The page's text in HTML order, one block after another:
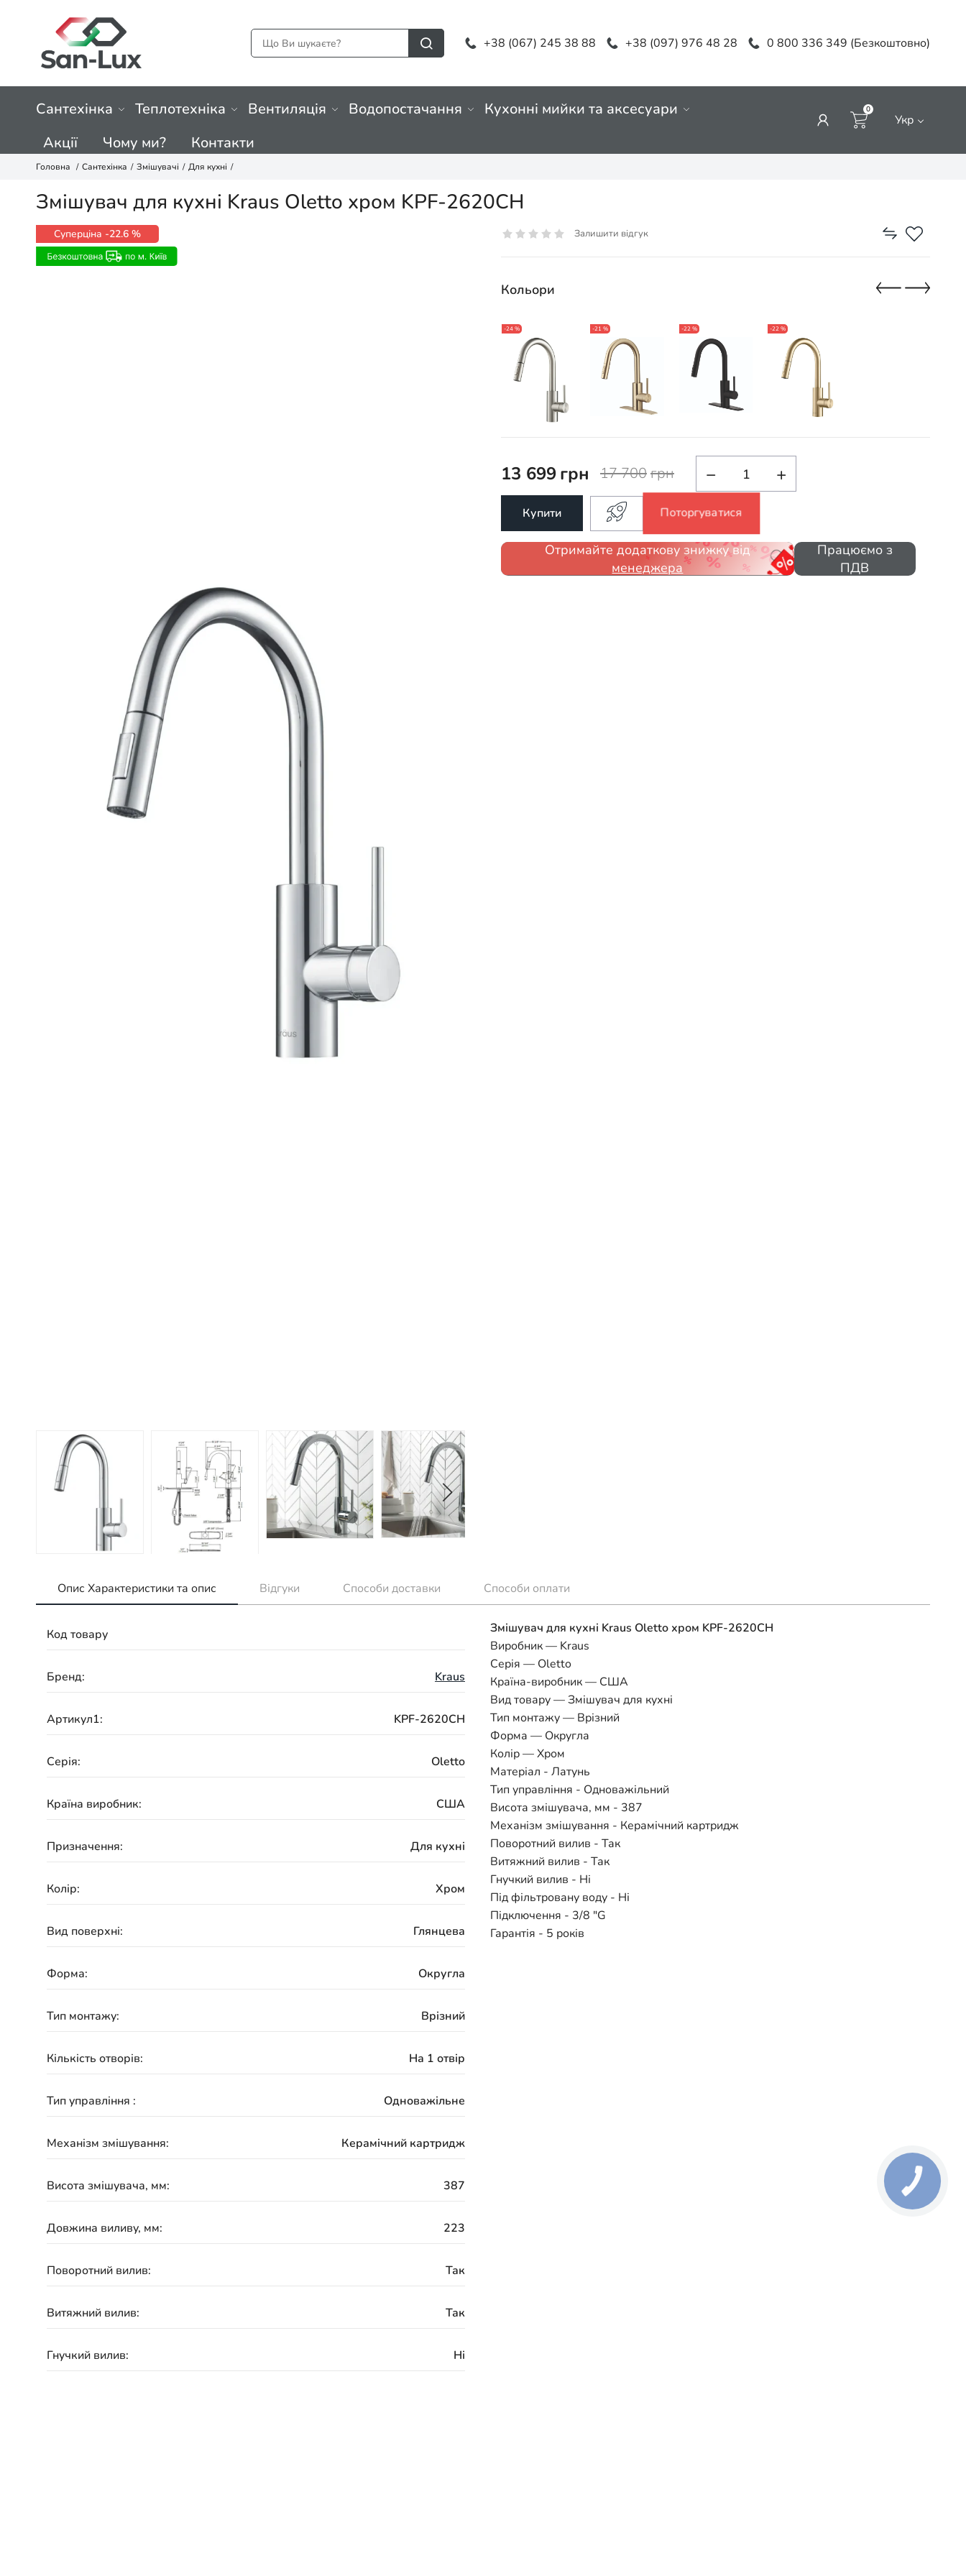
+38 (067) 245 38 88 +38 (097) 976 48 28 0 800 336 349 (Безкоштовно)
Сантехінка Теплотехніка Вентиляція Водопостачання
Кухонні мийки та аксесуари
Акції
Чому ми? Контакти
0
Укр
Головна Сантехінка Змішувачі Для кухні
Змішувач для кухні Kraus Oletto хром KPF-2620CH
Суперціна -22.6 % Залишити відгук
Кольори
-24 % -21 % -22 % -22 %
13 699грн 17 700грн − +
Купити Поторгуватися
Отримайте додаткову знижку від
менеджера
Працюємо з
ПДВ
Опис Характеристики та опис Відгуки Способи доставки Способи оплати
Код товару
Бренд: Kraus
Артикул1: KPF-2620CH
Серія: Oletto
Країна виробник: США
Призначення: Для кухні
Колір: Хром
Вид поверхні: Глянцева
Форма: Округла
Тип монтажу: Врізний
Кількість отворів: На 1 отвір
Тип управління : Одноважільне
Механізм змішування: Керамічний картридж
Висота змішувача, мм: 387
Довжина виливу, мм: 223
Поворотний вилив: Так
Витяжний вилив: Так
Гнучкий вилив: Ні
Змішувач для кухні Kraus Oletto хром KPF-2620CH
Виробник — Kraus
Серія — Oletto
Країна-виробник — США
Вид товару — Змішувач для кухні
Тип монтажу — Врізний
Форма — Округла
Колір — Хром
Матеріал - Латунь
Тип управління - Одноважільний
Висота змішувача, мм - 387
Механізм змішування - Керамічний картридж
Поворотний вилив - Так
Витяжний вилив - Так
Гнучкий вилив - Ні
Під фільтровану воду - Ні
Підключення - 3/8 "G
Гарантія - 5 років